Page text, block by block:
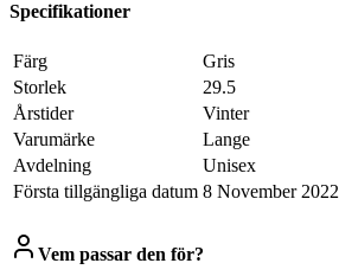
Specifikationer
Färg
‎Gris
Storlek
‎29.5
Årstider
‎Vinter
Varumärke
‎Lange
Avdelning
‎Unisex
Första tillgängliga datum 8 November 2022
Vem passar den för?